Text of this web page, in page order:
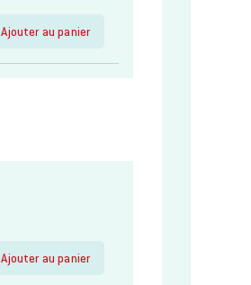
Ajouter au panier
Ajouter au panier